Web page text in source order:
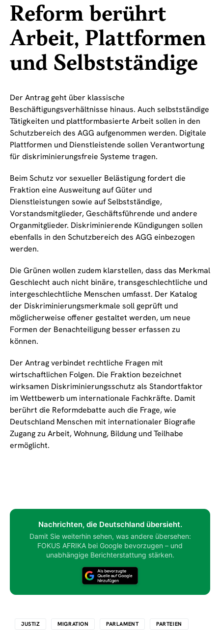
Reform berührt
Arbeit, Plattformen
und Selbstständige
Der Antrag geht über klassische
Beschäftigungsverhältnisse hinaus. Auch selbstständige
Tätigkeiten und plattformbasierte Arbeit sollen in den
Schutzbereich des AGG aufgenommen werden. Digitale
Plattformen und Dienstleistende sollen Verantwortung
für diskriminierungsfreie Systeme tragen.
Beim Schutz vor sexueller Belästigung fordert die
Fraktion eine Ausweitung auf Güter und
Dienstleistungen sowie auf Selbstständige,
Vorstandsmitglieder, Geschäftsführende und andere
Organmitglieder. Diskriminierende Kündigungen sollen
ebenfalls in den Schutzbereich des AGG einbezogen
werden.
Die Grünen wollen zudem klarstellen, dass das Merkmal
Geschlecht auch nicht binäre, transgeschlechtliche und
intergeschlechtliche Menschen umfasst. Der Katalog
der Diskriminierungsmerkmale soll geprüft und
möglicherweise offener gestaltet werden, um neue
Formen der Benachteiligung besser erfassen zu
können.
Der Antrag verbindet rechtliche Fragen mit
wirtschaftlichen Folgen. Die Fraktion bezeichnet
wirksamen Diskriminierungsschutz als Standortfaktor
im Wettbewerb um internationale Fachkräfte. Damit
berührt die Reformdebatte auch die Frage, wie
Deutschland Menschen mit internationaler Biografie
Zugang zu Arbeit, Wohnung, Bildung und Teilhabe
ermöglicht.
Nachrichten, die Deutschland übersieht.
Damit Sie weiterhin sehen, was andere übersehen:
FOKUS AFRIKA bei Google bevorzugen – und
unabhängige Berichterstattung stärken.
JUSTIZ MIGRATION PARLAMENT PARTEIEN